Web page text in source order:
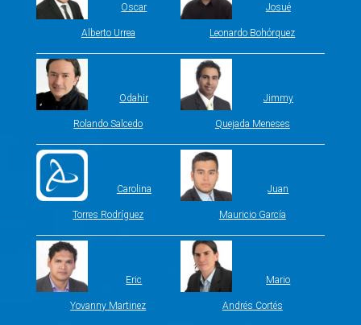
Oscar
Alberto Urrea
Josué
Leonardo Bohórquez
Odahir
Rolando Salcedo
Jimmy
Quejada Meneses
Carolina
Torres Rodríguez
Juan
Mauricio García
Eric
Yovanny Martinez
Mario
Andrés Cortés